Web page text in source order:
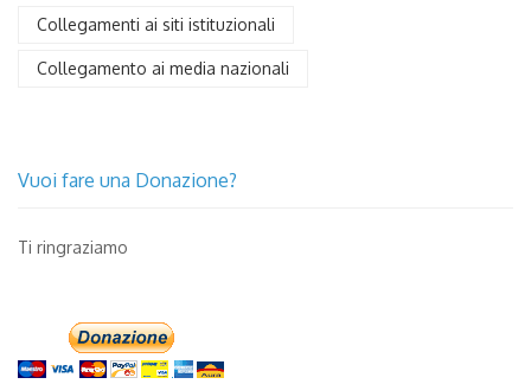
Collegamenti ai siti istituzionali
Collegamento ai media nazionali
Vuoi fare una Donazione?
Ti ringraziamo